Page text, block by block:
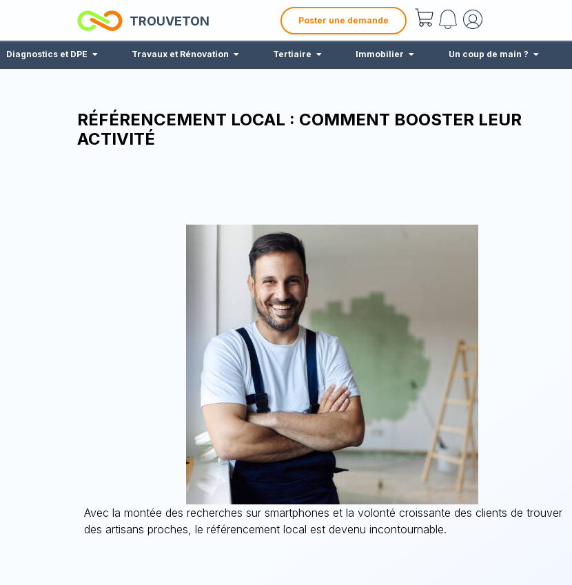
TROUVETON Poster une demande
Diagnostics et DPE Travaux et Rénovation Tertiaire Immobilier Un coup de main ?
RÉFÉRENCEMENT LOCAL : COMMENT BOOSTER LEUR
ACTIVITÉ
Avec la montée des recherches sur smartphones et la volonté croissante des clients de trouver
des artisans proches, le référencement local est devenu incontournable.